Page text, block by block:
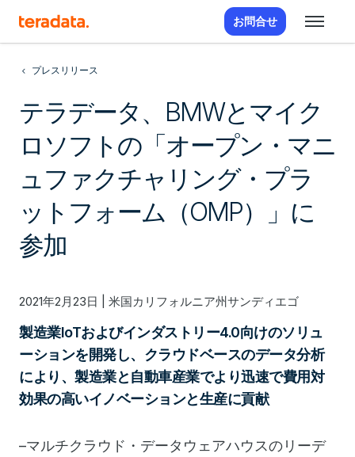
お問合せ
プレスリリース
テラデータ、BMWとマイク
ロソフトの「オープン・マニ
ュファクチャリング・プラ
ットフォーム（OMP）」に
参加
2021年2月23日 | 米国カリフォルニア州サンディエゴ
製造業IoTおよびインダストリー4.0向けのソリュ
ーションを開発し、クラウドベースのデータ分析
により、製造業と自動車産業でより迅速で費用対
効果の高いイノベーションと生産に貢献
–マルチクラウド・データウェアハウスのリーデ